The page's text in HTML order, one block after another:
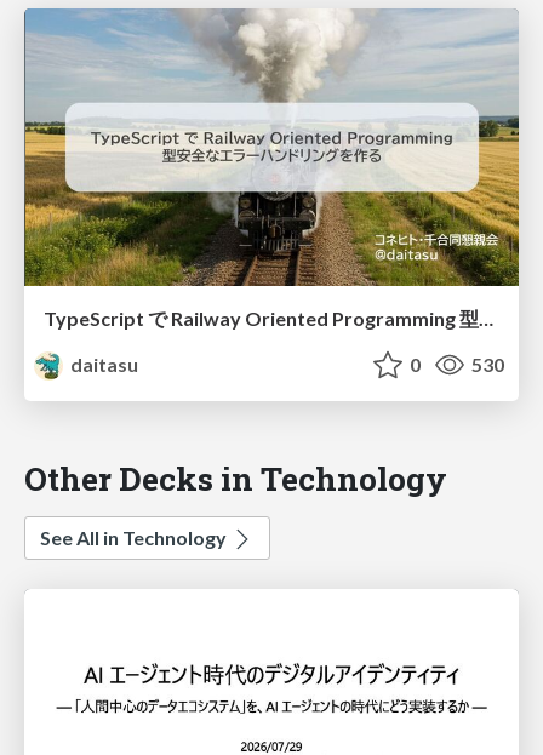
TypeScript で Railway Oriented Programming 型安全なエラーハンドリングを作る
daitasu
0 530
Other Decks in Technology
See All in Technology